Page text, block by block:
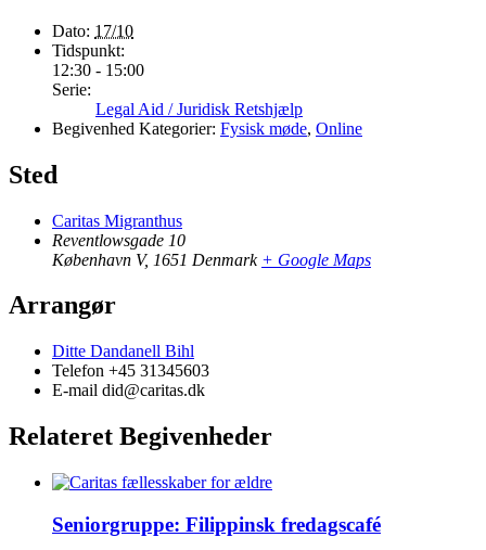
Dato: 17/10
Tidspunkt:
12:30 - 15:00
Serie:
Legal Aid / Juridisk Retshjælp
Begivenhed Kategorier: Fysisk møde, Online
Sted
Caritas Migranthus
Reventlowsgade 10
København V, 1651 Denmark + Google Maps
Arrangør
Ditte Dandanell Bihl
Telefon +45 31345603
E-mail did@caritas.dk
Relateret Begivenheder
Seniorgruppe: Filippinsk fredagscafé